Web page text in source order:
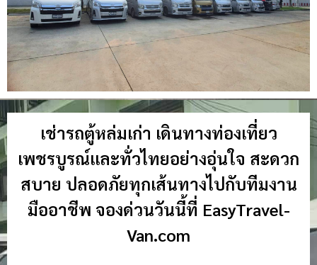
เช่ารถตู้หล่มเก่า เดินทางท่องเที่ยว
เพชรบูรณ์และทั่วไทยอย่างอุ่นใจ สะดวก
สบาย ปลอดภัยทุกเส้นทางไปกับทีมงาน
มืออาชีพ จองด่วนวันนี้ที่ EasyTravel-
Van.com